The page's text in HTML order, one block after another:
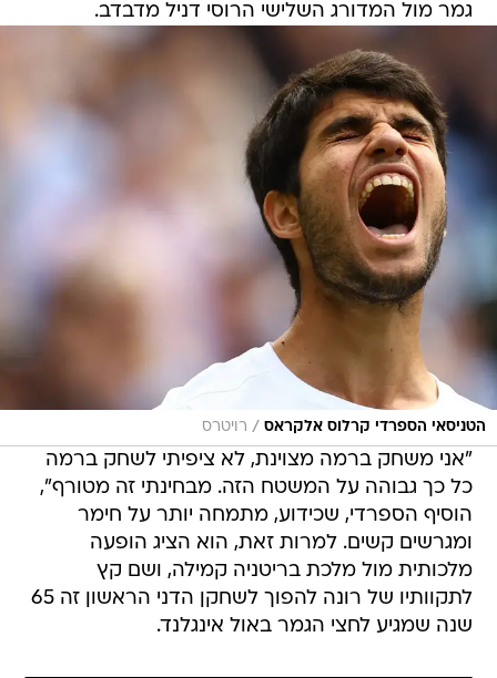
גמר מול המדורג השלישי הרוסי דניל מדבדב.
הטניסאי הספרדי קרלוס אלקראס / רויטרס
"אני משחק ברמה מצוינת, לא ציפיתי לשחק ברמה
כל כך גבוהה על המשטח הזה. מבחינתי זה מטורף",
הוסיף הספרדי, שכידוע, מתמחה יותר על חימר
ומגרשים קשים. למרות זאת, הוא הציג הופעה
מלכותית מול מלכת בריטניה קמילה, ושם קץ
לתקוותיו של רונה להפוך לשחקן הדני הראשון זה 65
שנה שמגיע לחצי הגמר באול אינגלנד.